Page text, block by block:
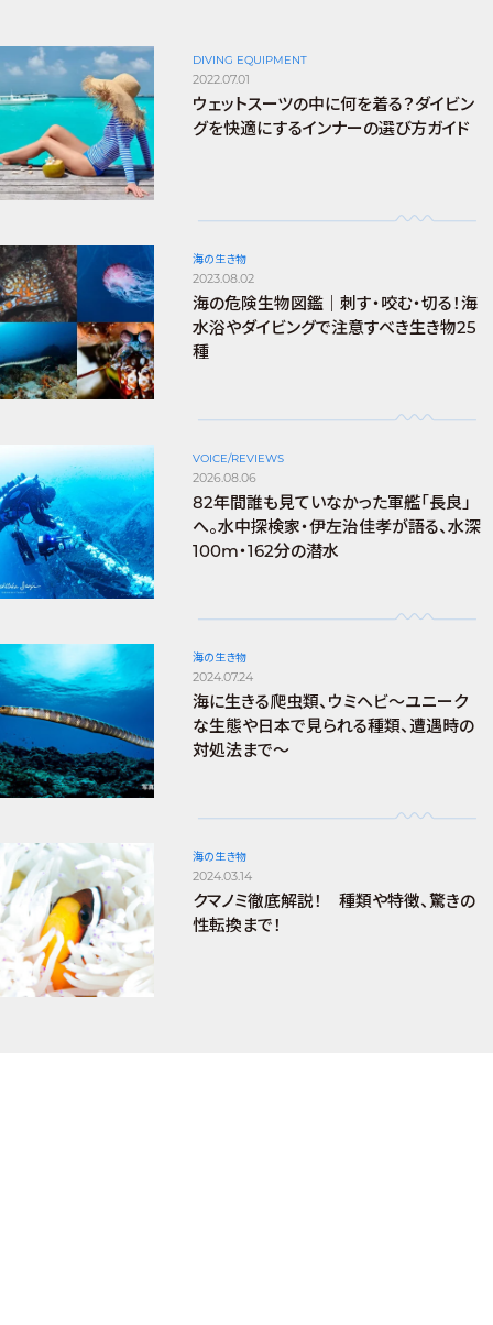
DIVING EQUIPMENT
2022.07.01
ウェットスーツの中に何を着る？ダイビン
グを快適にするインナーの選び方ガイド
海の生き物
2023.08.02
海の危険生物図鑑｜刺す・咬む・切る！海
水浴やダイビングで注意すべき生き物25
種
VOICE/REVIEWS
2026.08.06
82年間誰も見ていなかった軍艦「長良」
へ。水中探検家・伊左治佳孝が語る、水深
100m・162分の潜水
海の生き物
2024.07.24
海に生きる爬虫類、ウミヘビ～ユニーク
な生態や日本で見られる種類、遭遇時の
対処法まで～
海の生き物
2024.03.14
クマノミ徹底解説！ 種類や特徴、驚きの
性転換まで！